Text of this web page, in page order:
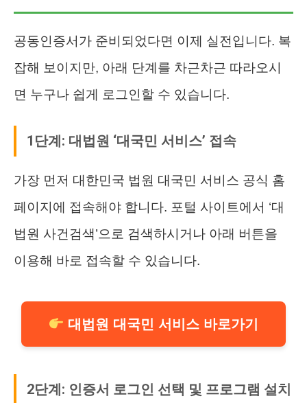
공동인증서가 준비되었다면 이제 실전입니다. 복
잡해 보이지만, 아래 단계를 차근차근 따라오시
면 누구나 쉽게 로그인할 수 있습니다.
1단계: 대법원 ‘대국민 서비스’ 접속
가장 먼저 대한민국 법원 대국민 서비스 공식 홈
페이지에 접속해야 합니다. 포털 사이트에서 ‘대
법원 사건검색’으로 검색하시거나 아래 버튼을
이용해 바로 접속할 수 있습니다.
대법원 대국민 서비스 바로가기
2단계: 인증서 로그인 선택 및 프로그램 설치